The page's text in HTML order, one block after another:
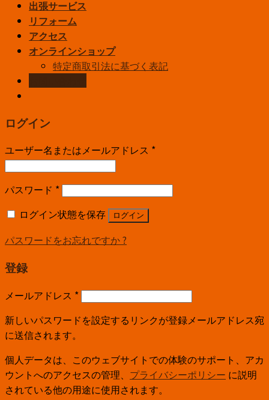
出張サービス
リフォーム
アクセス
オンラインショップ
特定商取引法に基づく表記
ログイン
ユーザー名またはメールアドレス *
パスワード *
ログイン状態を保存
ログイン
パスワードをお忘れですか ?
登録
メールアドレス *
新しいパスワードを設定するリンクが登録メールアドレス宛
に送信されます。
個人データは、このウェブサイトでの体験のサポート、アカ
ウントへのアクセスの管理、 プライバシーポリシー に説明
されている他の用途に使用されます。